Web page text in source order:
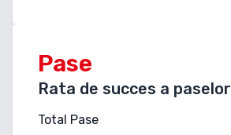
Pase
Rata de succes a paselor
Total Pase